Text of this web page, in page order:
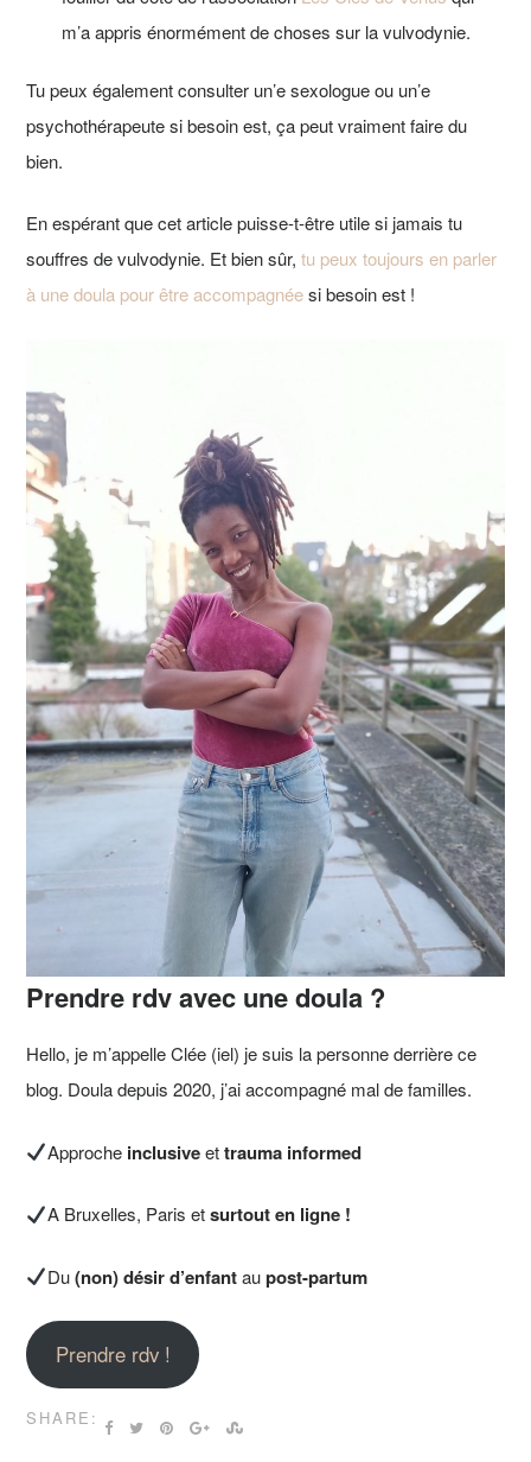
m’a appris énormément de choses sur la vulvodynie.
Tu peux également consulter un’e sexologue ou un’e
psychothérapeute si besoin est, ça peut vraiment faire du
bien.
En espérant que cet article puisse-t-être utile si jamais tu
souffres de vulvodynie. Et bien sûr,tu peux toujours en parler
à une doula pour être accompagnéesi besoin est !
Prendre rdv avec une doula ?
Hello, je m’appelle Clée (iel) je suis la personne derrière ce
blog. Doula depuis 2020, j’ai accompagné mal de familles.
Approcheinclusiveettrauma informed
A Bruxelles, Paris etsurtout en ligne !
Du(non) désir d’enfantaupost-partum
Prendre rdv !
SHARE: